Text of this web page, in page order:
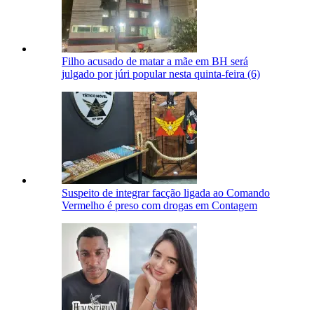
Filho acusado de matar a mãe em BH será
julgado por júri popular nesta quinta-feira (6)
Suspeito de integrar facção ligada ao Comando
Vermelho é preso com drogas em Contagem